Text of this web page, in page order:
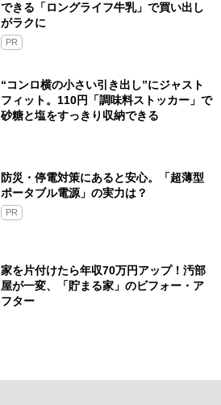
できる「ロングライフ牛乳」で買い出し
がラクに
PR
“コンロ横の小さい引き出し”にジャスト
フィット。110円「調味料ストッカー」で
砂糖と塩をすっきり収納できる
防災・停電対策にあると安心。「超薄型
ポータブル電源」の実力は？​
PR
家を片付けたら年収70万円アップ！汚部
屋が一変、「貯まる家」のビフォー・ア
フター